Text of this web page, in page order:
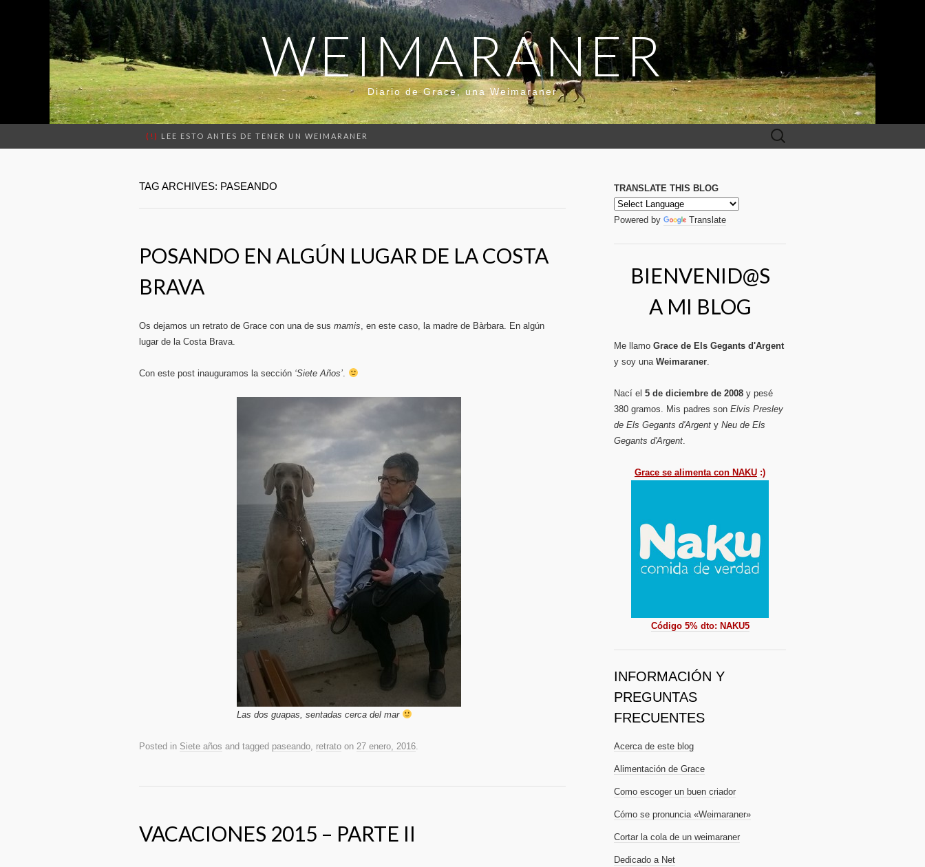
WEIMARANER
Diario de Grace, una Weimaraner
(!) LEE ESTO ANTES DE TENER UN WEIMARANER Buscar:
TAG ARCHIVES: PASEANDO
POSANDO EN ALGÚN LUGAR DE LA COSTA
BRAVA
Os dejamos un retrato de Grace con una de sus mamis, en este caso, la madre de Bàrbara. En algún
lugar de la Costa Brava.
Con este post inauguramos la sección ‘Siete Años’.
Las dos guapas, sentadas cerca del mar
Posted in Siete años and tagged paseando, retrato on 27 enero, 2016.
VACACIONES 2015 – PARTE II
TRANSLATE THIS BLOG
Powered by Translate
BIENVENID@S
A MI BLOG
Me llamo Grace de Els Gegants d'Argent
y soy una Weimaraner.
Nací el 5 de diciembre de 2008 y pesé
380 gramos. Mis padres son Elvis Presley
de Els Gegants d'Argent y Neu de Els
Gegants d'Argent.
Grace se alimenta con NAKU :)
Código 5% dto: NAKU5
INFORMACIÓN Y
PREGUNTAS
FRECUENTES
Acerca de este blog
Alimentación de Grace
Como escoger un buen criador
Cómo se pronuncia «Weimaraner»
Cortar la cola de un weimaraner
Dedicado a Net